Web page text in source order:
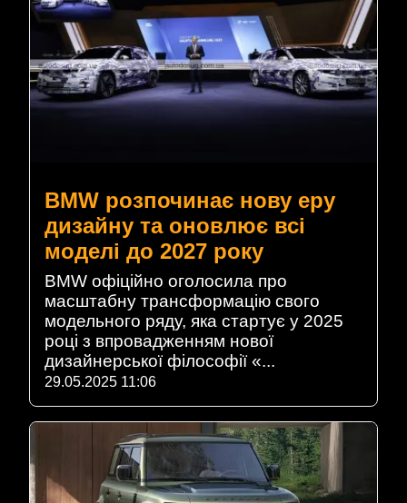
BMW розпочинає нову еру
дизайну та оновлює всі
моделі до 2027 року
BMW офіційно оголосила про
масштабну трансформацію свого
модельного ряду, яка стартує у 2025
році з впровадженням нової
дизайнерської філософії «...
29.05.2025 11:06